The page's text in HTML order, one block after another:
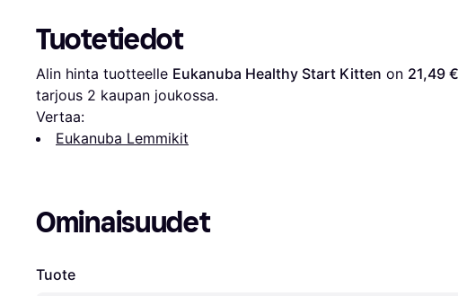
Tuotetiedot
Alin hinta tuotteelle Eukanuba Healthy Start Kitten on 21,49 €
tarjous 2 kaupan joukossa.
Vertaa:
Eukanuba Lemmikit
Ominaisuudet
Tuote